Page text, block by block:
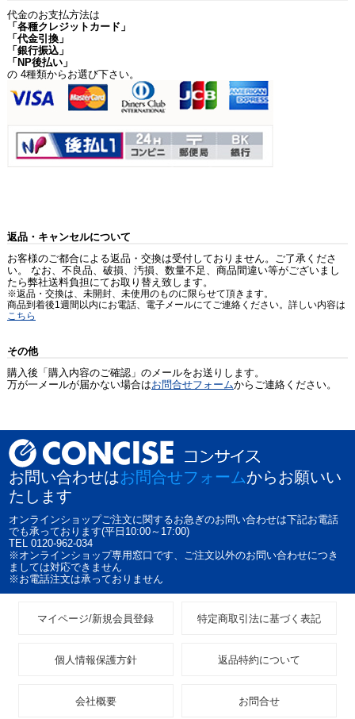
代金のお支払方法は
「各種クレジットカード」
「代金引換」
「銀行振込」
「NP後払い」
の 4種類からお選び下さい。
返品・キャンセルについて
お客様のご都合による返品・交換は受付しておりません。ご了承くださ
い。 なお、不良品、破損、汚損、数量不足、商品間違い等がございまし
たら弊社送料負担にてお取り替え致します。
※返品・交換は、未開封、未使用のものに限らせて頂きます。
商品到着後1週間以内にお電話、電子メールにてご連絡ください。詳しい内容は
こちら
その他
購入後「購入内容のご確認」のメールをお送りします。
万が一メールが届かない場合はお問合せフォームからご連絡ください。
お問い合わせはお問合せフォームからお願いい
たします
オンラインショップご注文に関するお急ぎのお問い合わせは下記お電話
でも承っております(平日10:00～17:00)
TEL 0120-962-034
※オンラインショップ専用窓口です、ご注文以外のお問い合わせにつき
ましては対応できません
※お電話注文は承っておりません
マイページ/新規会員登録 特定商取引法に基づく表記
個人情報保護方針 返品特約について
会社概要 お問合せ